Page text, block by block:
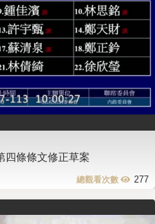
四條條文修正草案
277